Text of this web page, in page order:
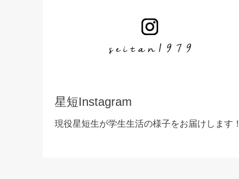
星短Instagram
現役星短生が学生生活の様子をお届けします！